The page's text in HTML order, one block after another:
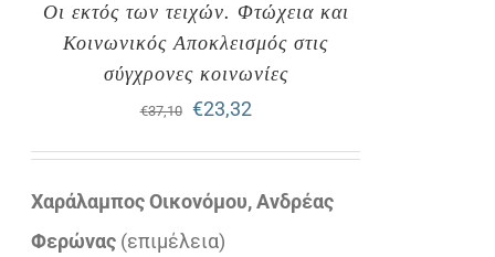
Οι εκτός των τειχών. Φτώχεια και
Κοινωνικός Αποκλεισμός στις
σύγχρονες κοινωνίες
€37,10
Original
price
was:
€23,32Η
τρέχουσα
Χαράλαμπος Οικονόμου, Ανδρέας
Φερώνας (επιμέλεια)